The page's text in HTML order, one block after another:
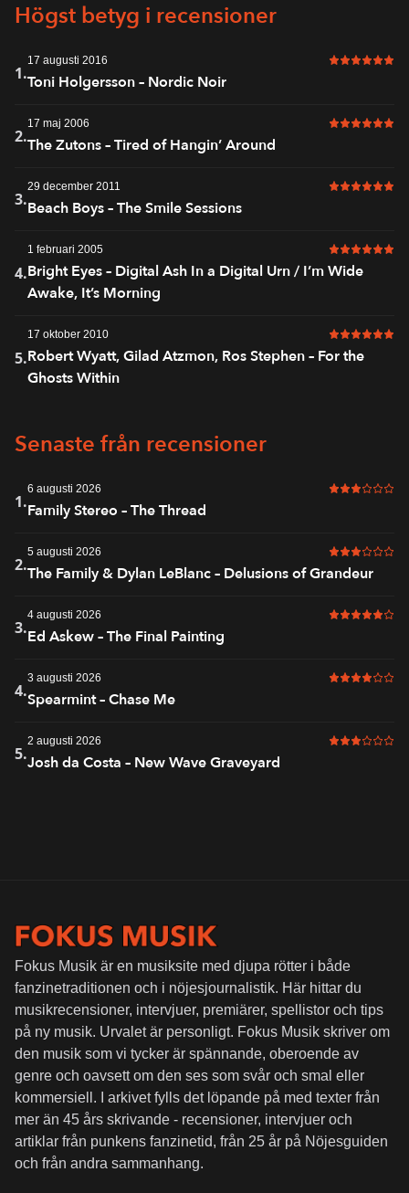
Högst betyg i recensioner
1.
17 augusti 2016 6 av 6 i
Toni Holgersson – Nordic Noir
2.
17 maj 2006 6 av 6 i
The Zutons – Tired of Hangin’ Around
3.
29 december 2011 6 av 6 i
Beach Boys – The Smile Sessions
4.
1 februari 2005 6 av 6 i
Bright Eyes – Digital Ash In a Digital Urn / I’m Wide
Awake, It’s Morning
5.
17 oktober 2010 6 av 6 i
Robert Wyatt, Gilad Atzmon, Ros Stephen – For the
Ghosts Within
Senaste från recensioner
1.
6 augusti 2026 3 av 6 i
Family Stereo – The Thread
2.
5 augusti 2026 3 av 6 i
The Family & Dylan LeBlanc – Delusions of Grandeur
3.
4 augusti 2026 5 av 6 i
Ed Askew – The Final Painting
4.
3 augusti 2026 4 av 6 i
Spearmint – Chase Me
5.
2 augusti 2026 3 av 6 i
Josh da Costa – New Wave Graveyard
Fokus Musik är en musiksite med djupa rötter i både
fanzinetraditionen och i nöjesjournalistik. Här hittar du
musikrecensioner, intervjuer, premiärer, spellistor och tips
på ny musik. Urvalet är personligt. Fokus Musik skriver om
den musik som vi tycker är spännande, oberoende av
genre och oavsett om den ses som svår och smal eller
kommersiell. I arkivet fylls det löpande på med texter från
mer än 45 års skrivande - recensioner, intervjuer och
artiklar från punkens fanzinetid, från 25 år på Nöjesguiden
och från andra sammanhang.